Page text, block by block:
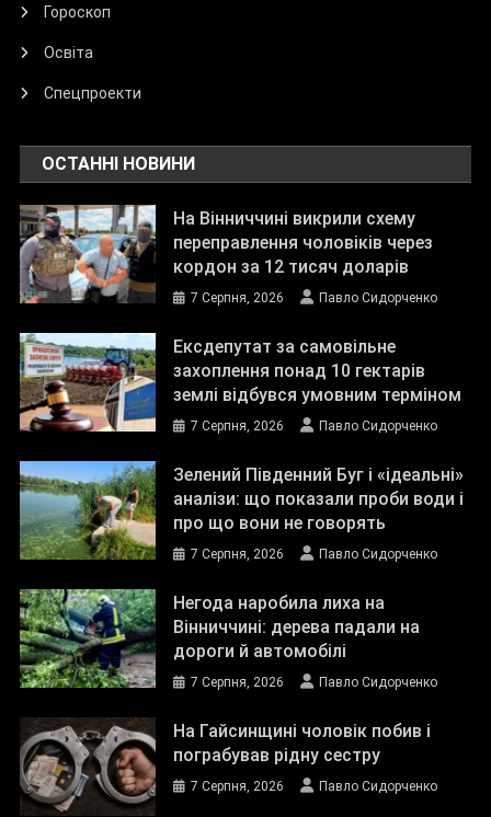
Гороскоп
Освіта
Спецпроекти
ОСТАННІ НОВИНИ
На Вінниччині викрили схему
переправлення чоловіків через
кордон за 12 тисяч доларів
7 Серпня, 2026 Павло Сидорченко
Ексдепутат за самовільне
захоплення понад 10 гектарів
землі відбувся умовним терміном
7 Серпня, 2026 Павло Сидорченко
Зелений Південний Буг і «ідеальні»
аналізи: що показали проби води і
про що вони не говорять
7 Серпня, 2026 Павло Сидорченко
Негода наробила лиха на
Вінниччині: дерева падали на
дороги й автомобілі
7 Серпня, 2026 Павло Сидорченко
На Гайсинщині чоловік побив і
пограбував рідну сестру
7 Серпня, 2026 Павло Сидорченко